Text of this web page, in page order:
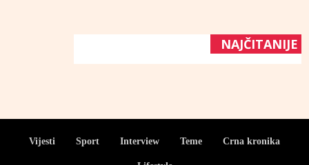
NAJČITANIJE
Vijesti Sport Interview Teme Crna kronika